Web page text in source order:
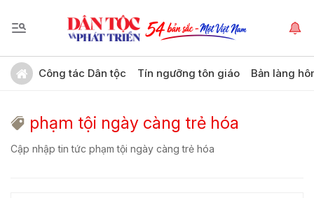
Công tác Dân tộc Tín ngưỡng tôn giáo Bản làng
phạm tội ngày càng trẻ hóa
Cập nhập tin tức phạm tội ngày càng trẻ hóa